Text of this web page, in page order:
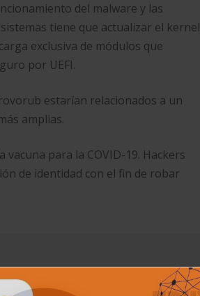
del malware y las
tiene que actualizar el kernel
exclusiva de módulos que
por UEFI.
estarían relacionados a un
amplias.
para la COVID-19. Hackers
de identidad con el fin de robar